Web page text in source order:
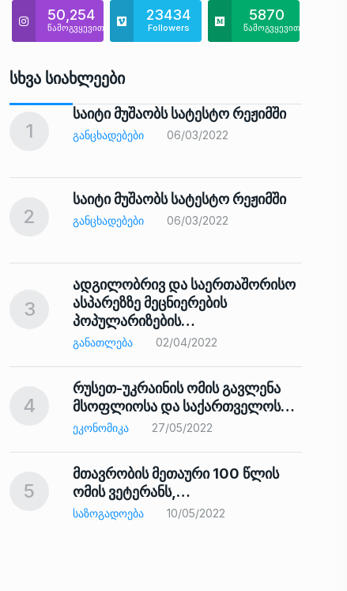
50,254
წამოგვყევით
23434
Followers
5870
წამოგვყევით
Სხვა Სიახლეები
1
საიტი მუშაობს სატესტო რეჟიმში
ᲒᲐᲜᲪᲮᲐᲓᲔᲑᲔᲑᲘ 06/03/2022
2
საიტი მუშაობს სატესტო რეჟიმში
ᲒᲐᲜᲪᲮᲐᲓᲔᲑᲔᲑᲘ 06/03/2022
3
ადგილობრივ და საერთაშორისო
ასპარეზზე მეცნიერების
პოპულარიზების…
ᲒᲐᲜᲐᲗᲚᲔᲑᲐ 02/04/2022
4
რუსეთ-უკრაინის ომის გავლენა
მსოფლიოსა და საქართველოს…
ᲔᲙᲝᲜᲝᲛᲘᲙᲐ 27/05/2022
5
მთავრობის მეთაური 100 წლის
ომის ვეტერანს,…
ᲡᲐᲖᲝᲒᲐᲓᲝᲔᲑᲐ 10/05/2022